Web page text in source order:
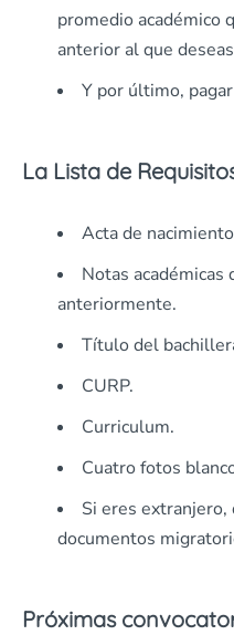
promedio académico
anterior al que
Y por último,
La Lista de
Acta de
Notas
anteriormente.
Título del
CURP.
Curriculum.
Cuatro fotos
Si eres
documentos
Próximas